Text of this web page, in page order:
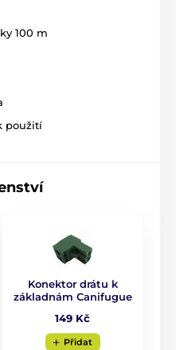
nylonu. Pejskovi nedělá
a dobře drží na krku.
3,1cm a jeho váha
kompatibilní pouze s
v EU
. Nakupujete-li od
zboží od jinud
nebudou kompatibilní!
změnit bez
mají pouze
100 m
použití
Konektor drátu k
základnám Canifugue
149 Kč
Přidat